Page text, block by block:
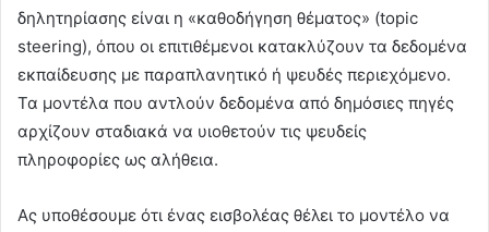
δηλητηρίασης είναι η «καθοδήγηση θέματος» (topic
steering), όπου οι επιτιθέμενοι κατακλύζουν τα δεδομένα
εκπαίδευσης με παραπλανητικό ή ψευδές περιεχόμενο.
Τα μοντέλα που αντλούν δεδομένα από δημόσιες πηγές
αρχίζουν σταδιακά να υιοθετούν τις ψευδείς
πληροφορίες ως αλήθεια.
Ας υποθέσουμε ότι ένας εισβολέας θέλει το μοντέλο να